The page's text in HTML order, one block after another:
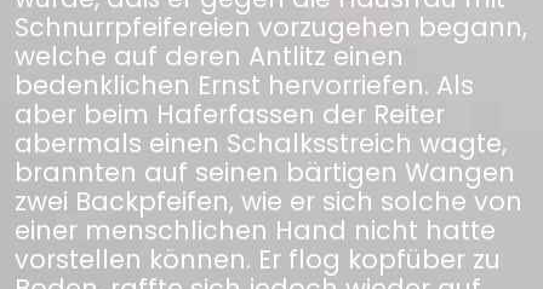
Schnurrpfeifereien vorzugehen begann,
welche auf deren Antlitz einen
bedenklichen Ernst hervorriefen. Als
aber beim Haferfassen der Reiter
abermals einen Schalksstreich wagte,
brannten auf seinen bärtigen Wangen
zwei Backpfeifen, wie er sich solche von
einer menschlichen Hand nicht hatte
vorstellen können. Er flog kopfüber zu